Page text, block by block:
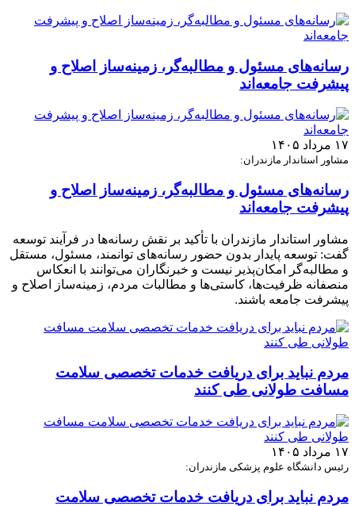
رسانه‌های مسئول و مطالبه‌گر، زمینه‌ساز اصلاح و
پیشرفت جامعه‌اند
۱۷ مرداد ۱۴۰۵
مشاور استاندار مازندران:
رسانه‌های مسئول و مطالبه‌گر، زمینه‌ساز اصلاح و
پیشرفت جامعه‌اند
مشاور استاندار مازندران با تأکید بر نقش رسانه‌ها در فرآیند توسعه
گفت: توسعه پایدار بدون حضور رسانه‌های توانمند، مسئول، مستقل
و مطالبه‌گر امکان‌پذیر نیست و خبرنگاران می‌توانند با انعکاس
منصفانه ظرفیت‌ها، کاستی‌ها و مطالبات مردم، زمینه‌ساز اصلاح و
پیشرفت جامعه باشند.
مردم نباید برای دریافت خدمات تخصصی سلامت
مسافت طولانی طی کنند
۱۷ مرداد ۱۴۰۵
رئیس دانشگاه علوم پزشکی مازندران:
مردم نباید برای دریافت خدمات تخصصی سلامت